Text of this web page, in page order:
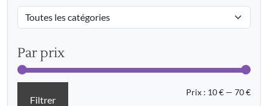
Par prix
Prix
Prix
Filtrer
Prix : 10 € — 70 €